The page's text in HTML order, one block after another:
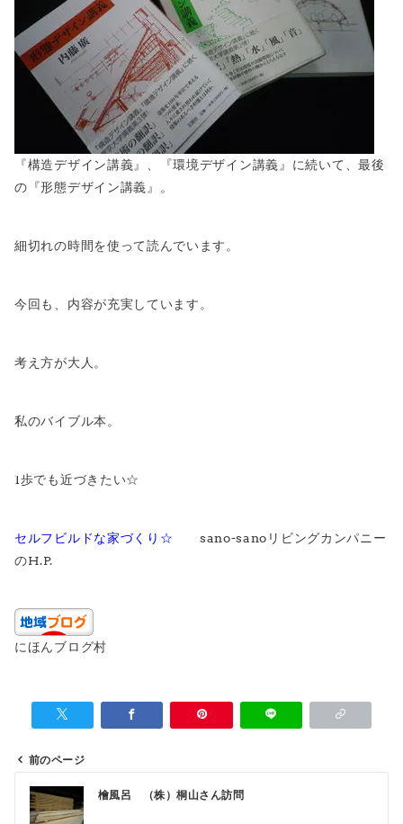
『構造デザイン講義』、『環境デザイン講義』に続いて、最後
の『形態デザイン講義』。
細切れの時間を使って読んでいます。
今回も、内容が充実しています。
考え方が大人。
私のバイブル本。
1歩でも近づきたい☆
セルフビルドな家づくり☆ sano-sanoリビングカンパニー
のH.P.
にほんブログ村
投
稿
前のページ
檜風呂 （株）桐山さん訪問